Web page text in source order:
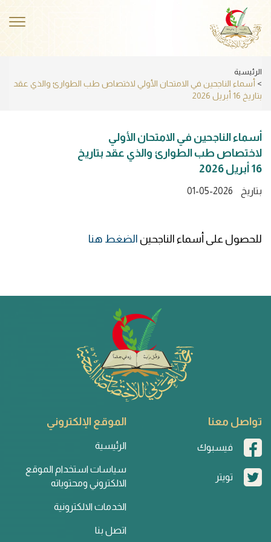
main
content
الرئيسية
أسماء الناجحين في الامتحان الأولي لاختصاص طب الطوارئ والذي عقد
بتاريخ 16 أبريل 2026
أسماء الناجحين في الامتحان الأولي
لاختصاص طب الطوارئ والذي عقد بتاريخ
16 أبريل 2026
بتاريخ 01-05-2026
للحصول على أسماء الناجحين الضغط هنا
تواصل معنا
فيسبوك
تويتر
الموقع الإلكتروني
الرئيسية
سياسات استخدام الموقع
الالكتروني ومحتوياته
الخدمات الالكترونية
اتصل بنا